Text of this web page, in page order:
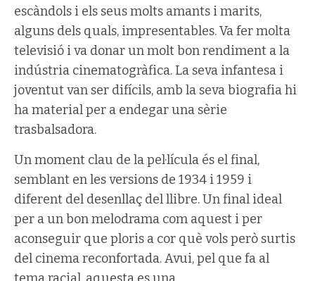
escàndols i els seus molts amants i marits,
alguns dels quals, impresentables. Va fer molta
televisió i va donar un molt bon rendiment a la
indústria cinematogràfica. La seva infantesa i
joventut van ser difícils, amb la seva biografia hi
ha material per a endegar una sèrie
trasbalsadora.
Un moment clau de la pel·lícula és el final,
semblant en les versions de 1934 i 1959 i
diferent del desenllaç del llibre. Un final ideal
per a un bon melodrama com aquest i per
aconseguir que ploris a cor què vols però surtis
del cinema reconfortada. Avui, pel que fa al